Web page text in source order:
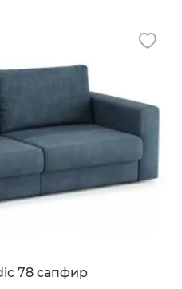
78 сапфир